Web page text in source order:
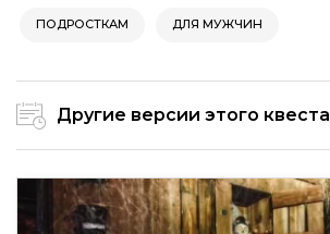
ПОДРОСТКАМ ДЛЯ МУЖЧИН
Другие версии этого квеста